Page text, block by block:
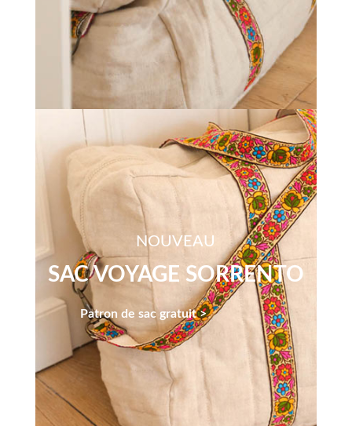
NOUVEAU
SAC VOYAGE SORRENTO
Patron de sac gratuit >